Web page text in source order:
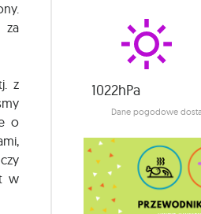
za
z
o
w
1022hPa
Dane pogodowe